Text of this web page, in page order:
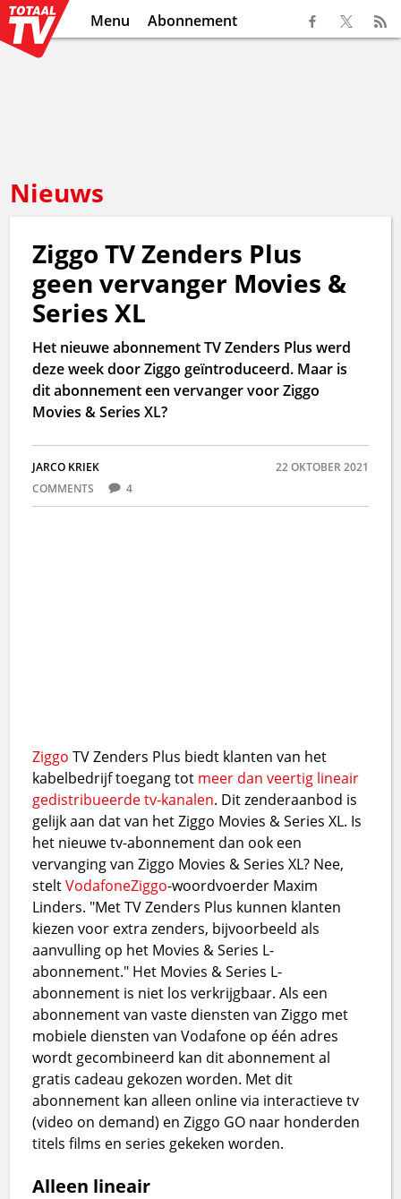
Menu Abonnement
Nieuws
Ziggo TV Zenders Plus
geen vervanger Movies &
Series XL
Het nieuwe abonnement TV Zenders Plus werd
deze week door Ziggo geïntroduceerd. Maar is
dit abonnement een vervanger voor Ziggo
Movies & Series XL?
JARCO KRIEK
22 OKTOBER 2021
COMMENTS
4
Ziggo TV Zenders Plus biedt klanten van het
kabelbedrijf toegang tot meer dan veertig lineair
gedistribueerde tv-kanalen. Dit zenderaanbod is
gelijk aan dat van het Ziggo Movies & Series XL. Is
het nieuwe tv-abonnement dan ook een
vervanging van Ziggo Movies & Series XL? Nee,
steltVodafoneZiggo-woordvoerder Maxim
Linders. "Met TV Zenders Plus kunnen klanten
kiezen voor extra zenders, bijvoorbeeld als
aanvulling op het Movies & Series L-
abonnement." Het Movies & Series L-
abonnement is niet los verkrijgbaar. Als een
abonnement van vaste diensten van Ziggo met
mobiele diensten van Vodafone op één adres
wordt gecombineerd kan dit abonnement al
gratis cadeau gekozen worden. Met dit
abonnement kan alleen online via interactieve tv
(video on demand) en Ziggo GO naar honderden
titels films en series gekeken worden.
Alleen lineair